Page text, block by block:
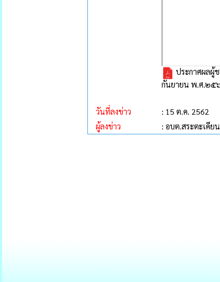
ประกาศผลผู้
กันยายน พ.ศ.๒๕
วันที่ลงข่าว
: 15 ต.ค. 2562
ผู้ลงข่าว
: อบต.สระตะเคียน